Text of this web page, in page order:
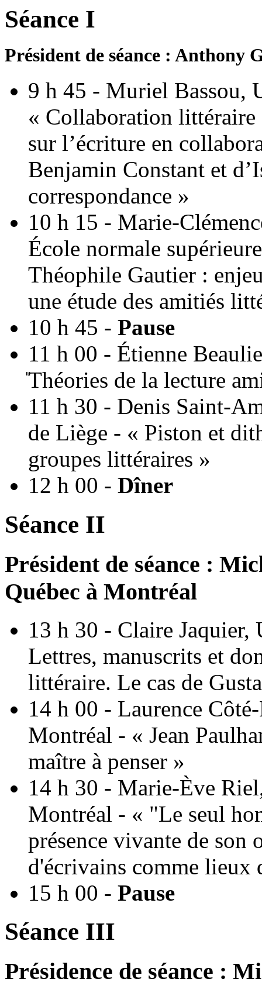
Séance I
Président de séance : Anthony
9 h 45 - Muriel Bassou,
« Collaboration littéraire
sur l’écriture en
Benjamin Constant et
correspondance »
10 h 15 - Marie-
École normale
Théophile Gautier :
une étude des amitiés
10 h 45 - Pause
11 h 00 - Étienne
̎Théories de la lecture
11 h 30 - Denis Saint-
de Liège - « Piston et
groupes littéraires »
12 h 00 - Dîner
Séance II
Président de séance :
Québec à Montréal
13 h 30 - Claire Jaquier,
Lettres, manuscrits et
littéraire. Le cas de
14 h 00 - Laurence
Montréal - « Jean
maître à penser »
14 h 30 - Marie-Ève
Montréal - « "Le seul
présence vivante de son
d'écrivains comme lieux
15 h 00 - Pause
Séance III
Présidence de séance :